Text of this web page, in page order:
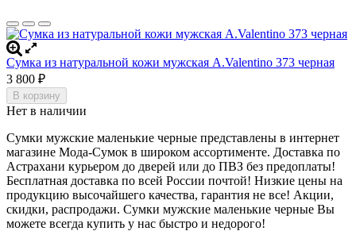
Сумка из натуральной кожи мужская A.Valentino 373 черная
3 800 ₽
В корзину
Нет в наличии
Сумки мужские маленькие черные представлены в интернет
магазине Мода-Сумок в широком ассортименте. Доставка по
Астрахани курьером до дверей или до ПВЗ без предоплаты!
Бесплатная доставка по всей России почтой! Низкие цены на
продукцию высочайшего качества, гарантия не все! Акции,
скидки, распродажи. Сумки мужские маленькие черные Вы
можете всегда купить у нас быстро и недорого!